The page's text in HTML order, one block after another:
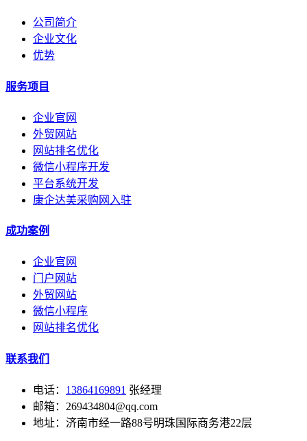
公司简介
企业文化
优势
服务项目
企业官网
外贸网站
网站排名优化
微信小程序开发
平台系统开发
康企达美采购网入驻
成功案例
企业官网
门户网站
外贸网站
微信小程序
网站排名优化
联系我们
电话： 13864169891 张经理
邮箱：269434804@qq.com
地址：济南市经一路88号明珠国际商务港22层